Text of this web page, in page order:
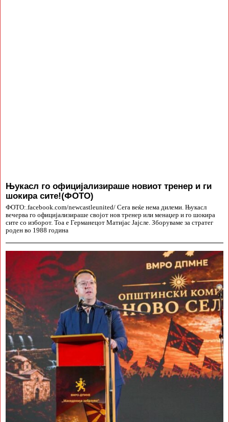
Њукасл го официјализираше новиот тренер и ги
шокира сите!(ФОТО)
ФОТО:.facebook.com/newcastleunited/ Сега веќе нема дилеми. Њукасл
вечерва го официјализираше својот нов тренер или менаџер и го шокира
сите со изборот. Тоа е Германецот Матијас Јајсле. Зборуваме за стратег
роден во 1988 година